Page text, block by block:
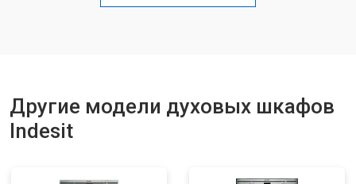
Другие модели духовых шкафов
Indesit